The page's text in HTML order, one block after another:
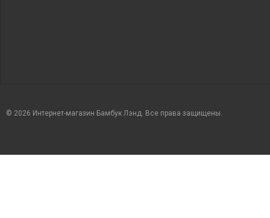
© 2026 Интернет-магазин Бамбук Лэнд. Все права защищены.